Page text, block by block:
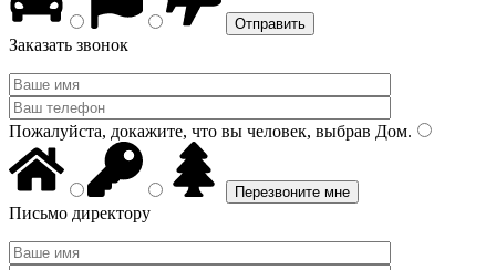
Заказать звонок
Пожалуйста, докажите, что вы человек, выбрав Дом.
Письмо директору